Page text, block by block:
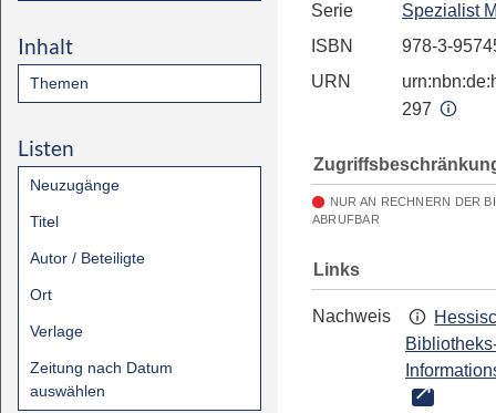
Inhalt
Themen
Listen
Neuzugänge
Titel
Autor / Beteiligte
Ort
Verlage
Zeitung nach Datum
auswählen
Serie
Spezialist
ISBN
978-3-
URN
297
NUR AN RECHNERN DER
ABRUFBAR
Links
Nachweis